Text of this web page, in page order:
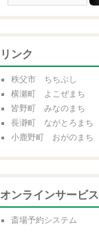
リンク
秩父市 ちちぶし
横瀬町 よこぜまち
皆野町 みなのまち
長瀞町 ながとろまち
小鹿野町 おがのまち
オンラインサービス
斎場予約システム